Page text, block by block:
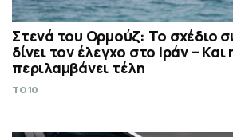
Στενά του Ορμούζ: Το σχέδιο
δίνει τον έλεγχο στο Ιράν –
περιλαμβάνει τέλη
TO10